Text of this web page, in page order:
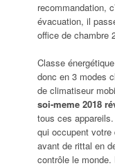
recommandation,
évacuation, il
office de chambre
Classe
donc en 3 modes
de climatiseur
soi-meme 2018
tous ces
qui occupent votre
avant de rittal en
contrôle le